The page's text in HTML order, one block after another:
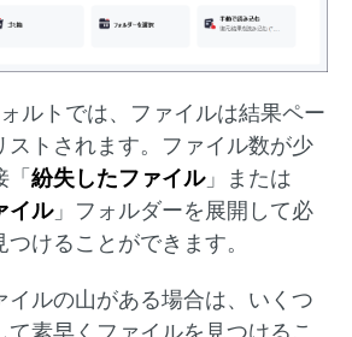
ルトでは、ファイルは結果ペー
ストされます。ファイル数が少
紛失したファイル」または
イル」フォルダーを展開して必
けることができます。
イルの山がある場合は、いくつ
て素早くファイルを見つけるこ